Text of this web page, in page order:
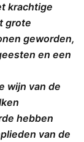
krachtige
grote
geworden,
en een
wijn van de
hebben
van de